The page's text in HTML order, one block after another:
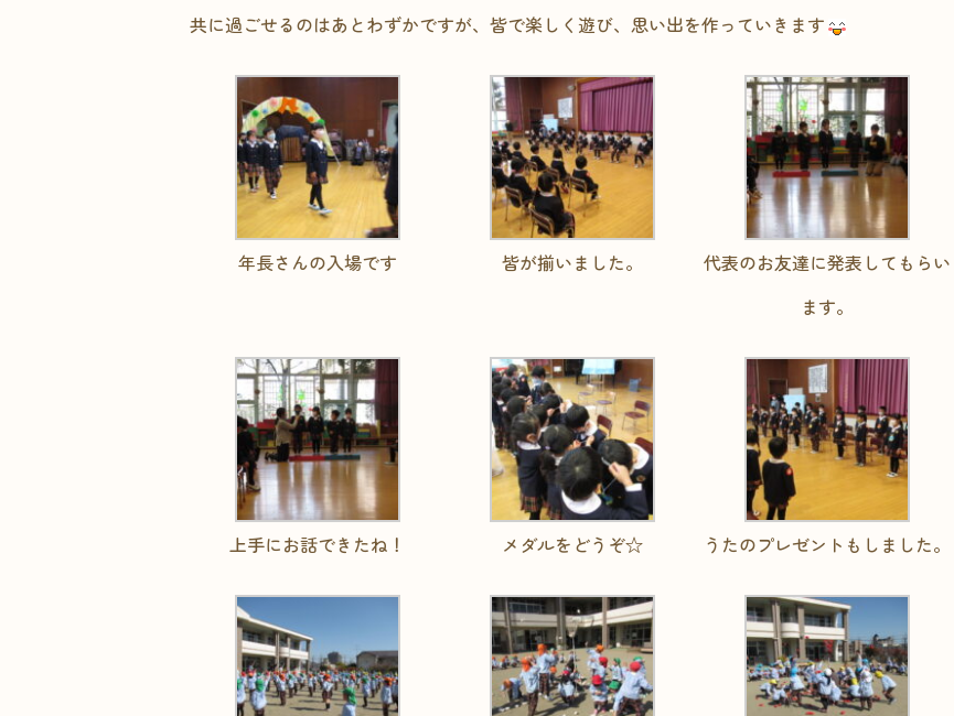
共に過ごせるのはあとわずかですが、皆で楽しく遊び、思い出を作っていきます
年長さんの入場です 皆が揃いました。
代表のお友達に発表してもらい
ます。
上手にお話できたね！ メダルをどうぞ☆ うたのプレゼントもしました。